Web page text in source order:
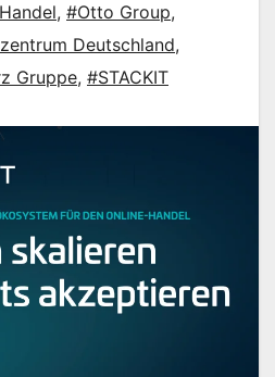
, #Otto Group,
Deutschland,
Gruppe, #STACKIT